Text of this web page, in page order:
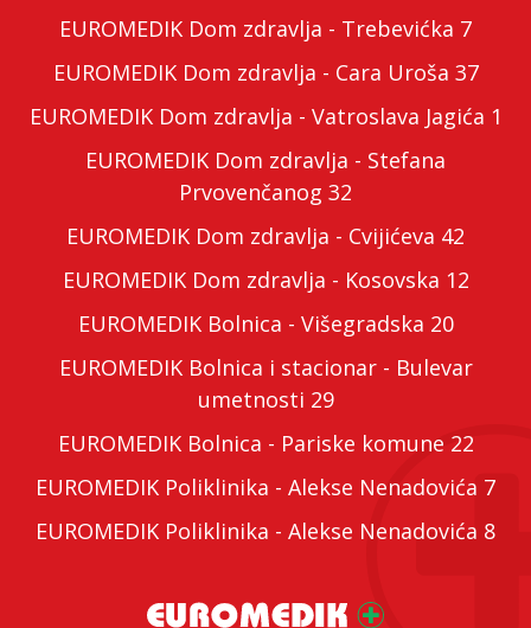
EUROMEDIK Dom zdravlja - Trebevićka 7
EUROMEDIK Dom zdravlja - Cara Uroša 37
EUROMEDIK Dom zdravlja - Vatroslava Jagića 1
EUROMEDIK Dom zdravlja - Stefana
Prvovenčanog 32
EUROMEDIK Dom zdravlja - Cvijićeva 42
EUROMEDIK Dom zdravlja - Kosovska 12
EUROMEDIK Bolnica - Višegradska 20
EUROMEDIK Bolnica i stacionar - Bulevar
umetnosti 29
EUROMEDIK Bolnica - Pariske komune 22
EUROMEDIK Poliklinika - Alekse Nenadovića 7
EUROMEDIK Poliklinika - Alekse Nenadovića 8